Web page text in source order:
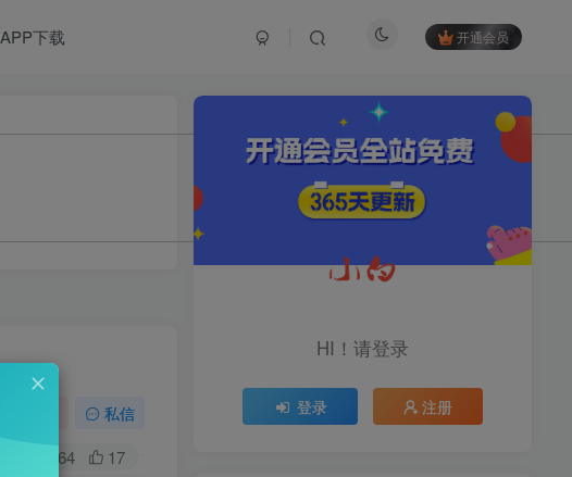
APP下载 开通会员
私信
164 17
1.2W+人已阅读
育儿教学教培新玩法，AI生成教学视频，
市场大，操作简单，变现天花板...
TOP1
频用AI全搞定，一天5张+不
是问题，每天只需10分钟
midjourney新手入门教程：
人人都是AI艺术家，新手小
HI！请登录
登录 注册